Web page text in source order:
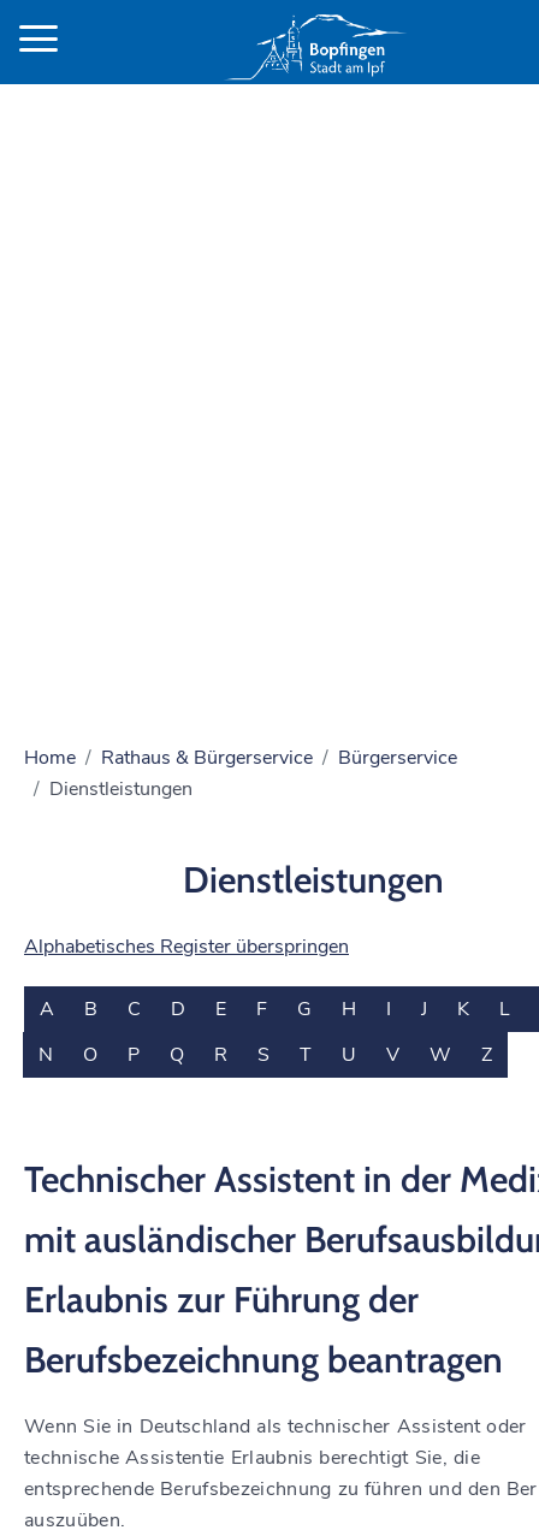
Home Rathaus & Bürgerservice
Bürgerservice
Dienstleistungen
Dienstleistungen
Alphabetisches Register überspringen
A B C D E F G H I J K
L
N
O P Q R S T U V W Z
Technischer Assistent in der
mit ausländischer
Erlaubnis zur Führung der
Berufsbezeichnung beantragen
Wenn Sie in Deutschland als technischer Assistent oder
technische Assistentie Erlaubnis berechtigt Sie, die
entsprechende Berufsbezeichnung zu führen und den
auszuüben.